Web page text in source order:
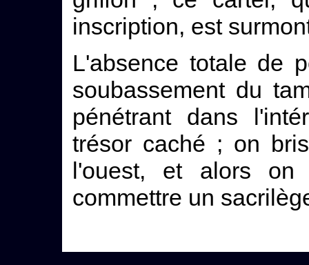
inscription, est
L'absence totale de
soubassement du
pénétrant dans
trésor caché ; on
l'ouest, et alors on
commettre un